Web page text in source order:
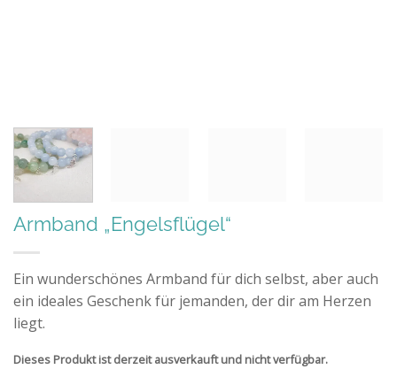
Armband „Engelsflügel“
Ein wunderschönes Armband für dich selbst, aber auch
ein ideales Geschenk für jemanden, der dir am Herzen
liegt.
Dieses Produkt ist derzeit ausverkauft und nicht verfügbar.